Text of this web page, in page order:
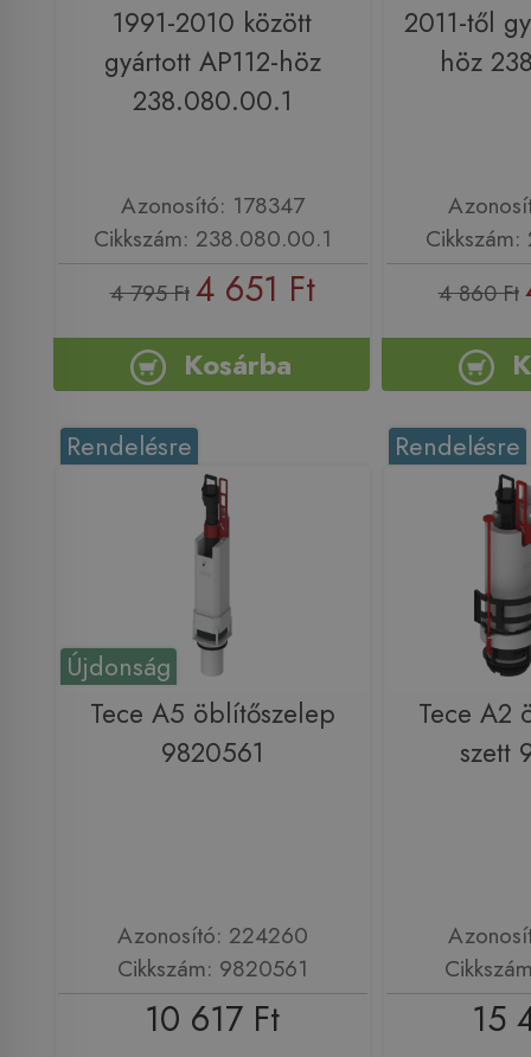
1991-2010 között
gyártott AP112-höz
238.080.00.1
Azonosító: 178347
Cikkszám: 238.080.00.1
4 795 Ft 4 651 Ft
Kosárba
2011-től
höz
4 860 Ft
Újdonság
Rendelésre
Tece A5 öblítőszelep
9820561
Azonosító: 224260
Cikkszám: 9820561
10 617 Ft
Rendelésre
Tece A2
szett
15